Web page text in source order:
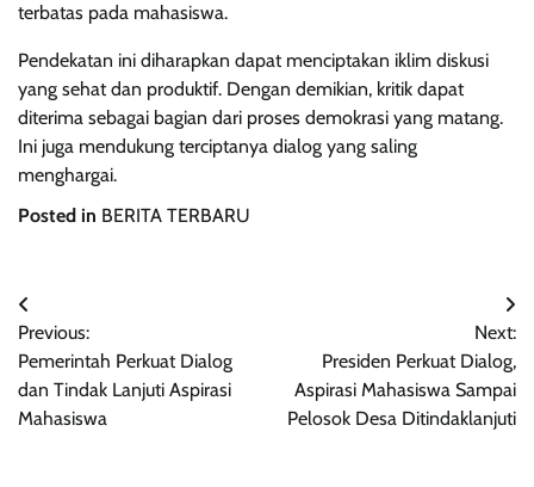
terbatas pada mahasiswa.
Pendekatan ini diharapkan dapat menciptakan iklim diskusi
yang sehat dan produktif. Dengan demikian, kritik dapat
diterima sebagai bagian dari proses demokrasi yang matang.
Ini juga mendukung terciptanya dialog yang saling
menghargai.
Posted in BERITA TERBARU
Navigasi
pos
Previous:
Pemerintah Perkuat Dialog
dan Tindak Lanjuti Aspirasi
Mahasiswa
Next:
Presiden Perkuat Dialog,
Aspirasi Mahasiswa Sampai
Pelosok Desa Ditindaklanjuti